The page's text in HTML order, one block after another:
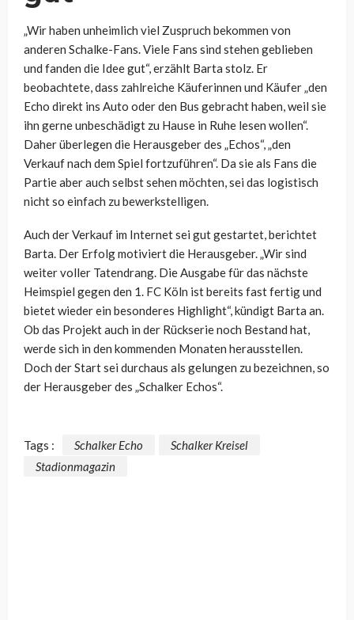
„Wir haben unheimlich viel Zuspruch bekommen von
anderen Schalke-Fans. Viele Fans sind stehen geblieben
und fanden die Idee gut“, erzählt Barta stolz. Er
beobachtete, dass zahlreiche Käuferinnen und Käufer „den
Echo direkt ins Auto oder den Bus gebracht haben, weil sie
ihn gerne unbeschädigt zu Hause in Ruhe lesen wollen“.
Daher überlegen die Herausgeber des „Echos“, „den
Verkauf nach dem Spiel fortzuführen“. Da sie als Fans die
Partie aber auch selbst sehen möchten, sei das logistisch
nicht so einfach zu bewerkstelligen.
Auch der Verkauf im Internet sei gut gestartet, berichtet
Barta. Der Erfolg motiviert die Herausgeber. „Wir sind
weiter voller Tatendrang. Die Ausgabe für das nächste
Heimspiel gegen den 1. FC Köln ist bereits fast fertig und
bietet wieder ein besonderes Highlight“, kündigt Barta an.
Ob das Projekt auch in der Rückserie noch Bestand hat,
werde sich in den kommenden Monaten herausstellen.
Doch der Start sei durchaus als gelungen zu bezeichnen, so
der Herausgeber des „Schalker Echos“.
Tags : Schalker Echo
Schalker Kreisel
Stadionmagazin